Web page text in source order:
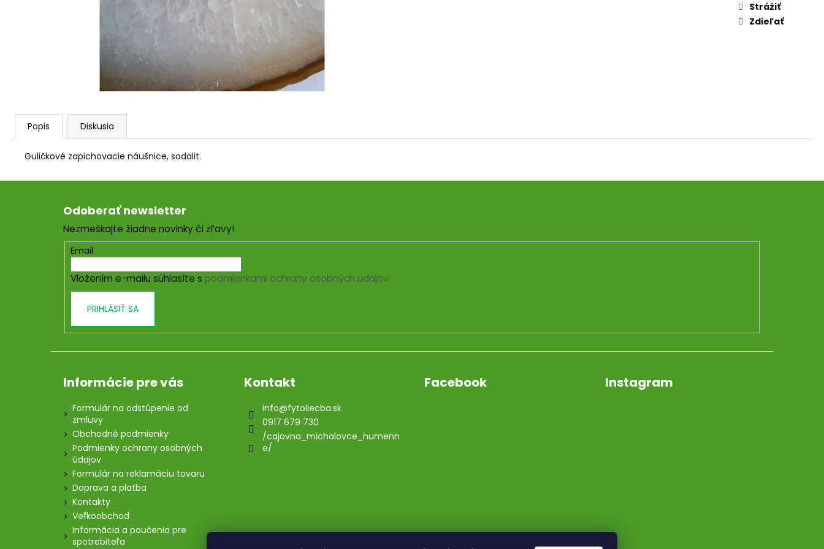
Strážiť
Zdieľať
Popis Diskusia
Guličkové zapichovacie náušnice, sodalit.
PALO SANTO SVIEČKA
€10,89
Z
Odoberať newsletter
Nezmeškajte žiadne novinky či zľavy!
Email
Vložením e-mailu súhlasíte s podmienkami ochrany osobných údajov
PRIHLÁSIŤ SA
Informácie pre vás
Formulár na odstúpenie od
zmluvy
Obchodné podmienky
Podmienky ochrany osobných
údajov
Formulár na reklamáciu tovaru
Doprava a platba
Kontakty
Veľkoobchod
Informácia a poučenia pre
spotrebiteľa
Kontakt
info@fytoliecba.sk
0917 679 730
/cajovna_michalovce_humenn
e/
Facebook Instagram